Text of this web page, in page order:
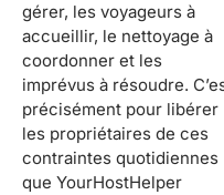
gérer, les voyageurs à
accueillir, le nettoyage à
coordonner et les
imprévus à résoudre.
précisément pour libérer
les propriétaires de ces
contraintes quotidiennes
que YourHostHelper
du linge, du
réapprovisionnement en
consommables, ni même
de la maintenance.
service de conciergerie
24/7 garantit une
assistance permanente aux
voyageurs, éliminant les